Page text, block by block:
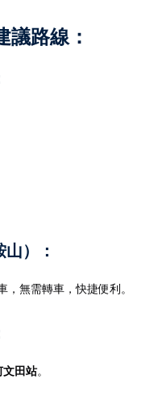
路線：
）：
，無需轉車，快捷便利。
文田站。